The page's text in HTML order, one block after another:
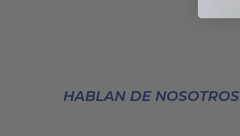
HABLAN DE NOSOTROS